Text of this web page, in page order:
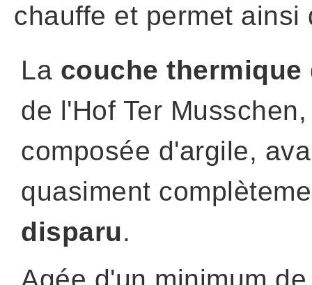
chauffe et permet
La couche thermique
de l'Hof Ter Musschen,
composée d'argile,
quasiment
disparu.